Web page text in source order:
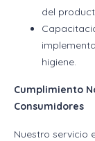
del
higiene.
Cumplimiento
Consumidores
Nuestro servicio